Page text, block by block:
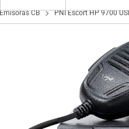
Emisoras CB PNI Escort HP 9700